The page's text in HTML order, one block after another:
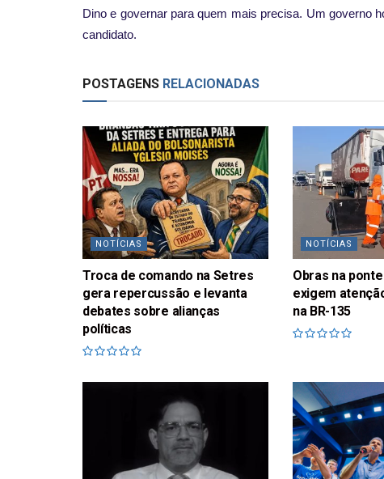
Dino e governar para quem mais precisa. Um governo
candidato.
POSTAGENS RELACIONADAS
NOTÍCIAS
Troca de comando na Setres
gera repercussão e levanta
debates sobre alianças
políticas
NOTÍCIAS
Obras na
exigem
na BR-135